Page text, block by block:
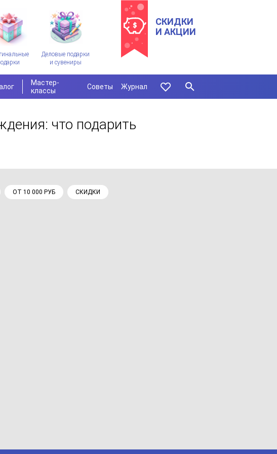
Деловые подарки
и сувениры
СКИДКИ
И АКЦИИ
Мастер-
классы
Советы Журнал
что подарить
ОТ 10 000 РУБ СКИДКИ